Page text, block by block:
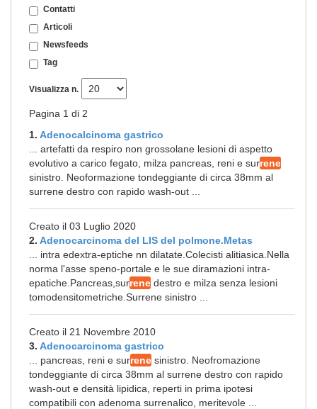
Contatti
Articoli
Newsfeeds
Tag
Visualizza n.
Pagina 1 di 2
1. Adenocalcinoma gastrico
... artefatti da respiro non grossolane lesioni di aspetto
evolutivo a carico fegato, milza pancreas, reni e surrene
sinistro. Neoformazione tondeggiante di circa 38mm al
surrene destro con rapido wash-out ...
Creato il 03 Luglio 2020
2. Adenocarcinoma del LIS del polmone.Metas
... intra edextra-eptiche nn dilatate.Colecisti alitiasica.Nella
norma l'asse speno-portale e le sue diramazioni intra-
epatiche.Pancreas,surrene destro e milza senza lesioni
tomodensitometriche.Surrene sinistro ...
Creato il 21 Novembre 2010
3. Adenocarcinoma gastrico
... pancreas, reni e surrene sinistro. Neofromazione
tondeggiante di circa 38mm al surrene destro con rapido
wash-out e densità lipidica, reperti in prima ipotesi
compatibili con adenoma surrenalico, meritevole ...